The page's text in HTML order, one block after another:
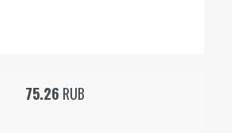
75.26 RUB